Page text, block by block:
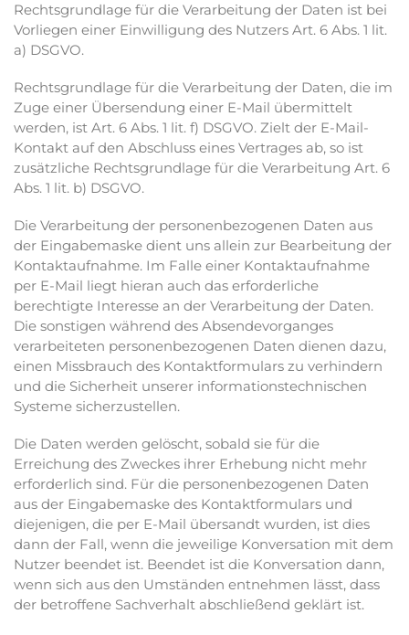
Rechtsgrundlage für die Verarbeitung der Daten ist bei
Vorliegen einer Einwilligung des Nutzers Art. 6 Abs. 1 lit.
a) DSGVO.
Rechtsgrundlage für die Verarbeitung der Daten, die im
Zuge einer Übersendung einer E-Mail übermittelt
werden, ist Art. 6 Abs. 1 lit. f) DSGVO. Zielt der E-Mail-
Kontakt auf den Abschluss eines Vertrages ab, so ist
zusätzliche Rechtsgrundlage für die Verarbeitung Art. 6
Abs. 1 lit. b) DSGVO.
Die Verarbeitung der personenbezogenen Daten aus
der Eingabemaske dient uns allein zur Bearbeitung der
Kontaktaufnahme. Im Falle einer Kontaktaufnahme
per E-Mail liegt hieran auch das erforderliche
berechtigte Interesse an der Verarbeitung der Daten.
Die sonstigen während des Absendevorganges
verarbeiteten personenbezogenen Daten dienen dazu,
einen Missbrauch des Kontaktformulars zu verhindern
und die Sicherheit unserer informationstechnischen
Systeme sicherzustellen.
Die Daten werden gelöscht, sobald sie für die
Erreichung des Zweckes ihrer Erhebung nicht mehr
erforderlich sind. Für die personenbezogenen Daten
aus der Eingabemaske des Kontaktformulars und
diejenigen, die per E-Mail übersandt wurden, ist dies
dann der Fall, wenn die jeweilige Konversation mit dem
Nutzer beendet ist. Beendet ist die Konversation dann,
wenn sich aus den Umständen entnehmen lässt, dass
der betroffene Sachverhalt abschließend geklärt ist.